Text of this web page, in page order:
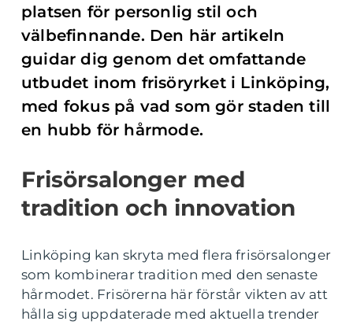
platsen för personlig stil och
välbefinnande. Den här artikeln
guidar dig genom det omfattande
utbudet inom frisöryrket i Linköping,
med fokus på vad som gör staden till
en hubb för hårmode.
Frisörsalonger med
tradition och innovation
Linköping kan skryta med flera frisörsalonger
som kombinerar tradition med den senaste
hårmodet. Frisörerna här förstår vikten av att
hålla sig uppdaterade med aktuella trender